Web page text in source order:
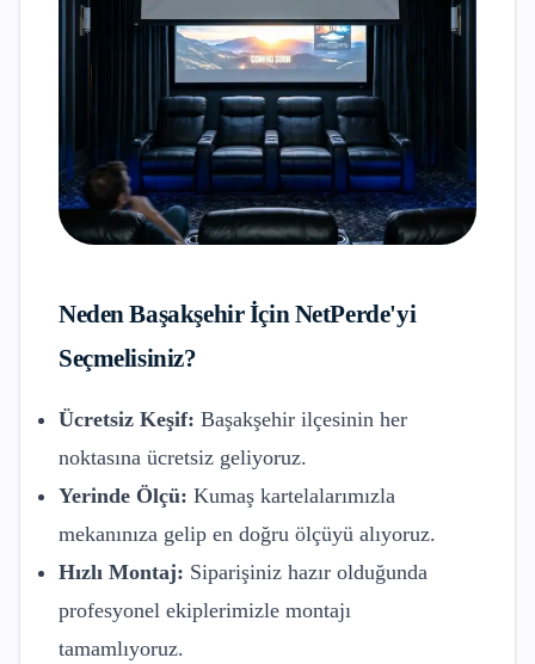
NedenBaşakşehirİçin NetPerde'yi
Seçmelisiniz?
Ücretsiz Keşif: Başakşehir ilçesinin her
noktasına ücretsiz geliyoruz.
Yerinde Ölçü: Kumaş kartelalarımızla
mekanınıza gelip en doğru ölçüyü alıyoruz.
Hızlı Montaj: Siparişiniz hazır olduğunda
profesyonel ekiplerimizle montajı
tamamlıyoruz.